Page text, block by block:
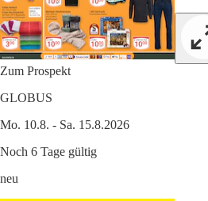
Zum Prospekt
GLOBUS
Mo. 10.8. - Sa. 15.8.2026
Noch 6 Tage gültig
neu